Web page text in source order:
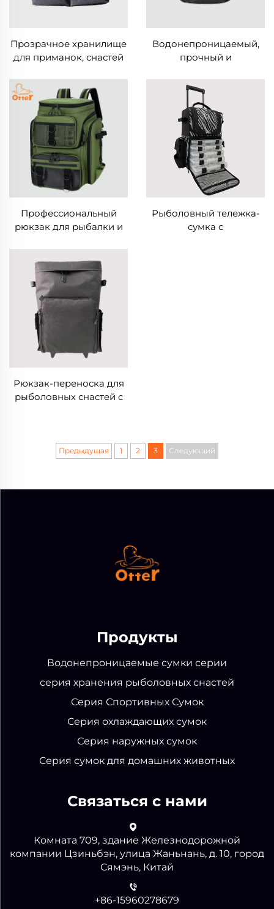
Прозрачное хранилище
для приманок, снастей
Водонепроницаемый,
прочный и
поясной рюкзак для
рыбалки
Профессиональный
рюкзак для рыбалки и
Рыболовный тележка-
сумка с
Рюкзак-переноска для
рыболовных снастей с
Предыдущая 1 2 3 Следующий
Продукты
Водонепроницаемые сумки серии
серия хранения рыболовных снастей
Серия Спортивных Сумок
Серия охлаждающих сумок
Серия наружных сумок
Серия сумок для домашних животных
Связаться с нами
Комната 709, здание Железнодорожной
компании Цзиньбэн, улица Жаньнань, д. 10, город
Сямэнь, Китай
+86-15960278679